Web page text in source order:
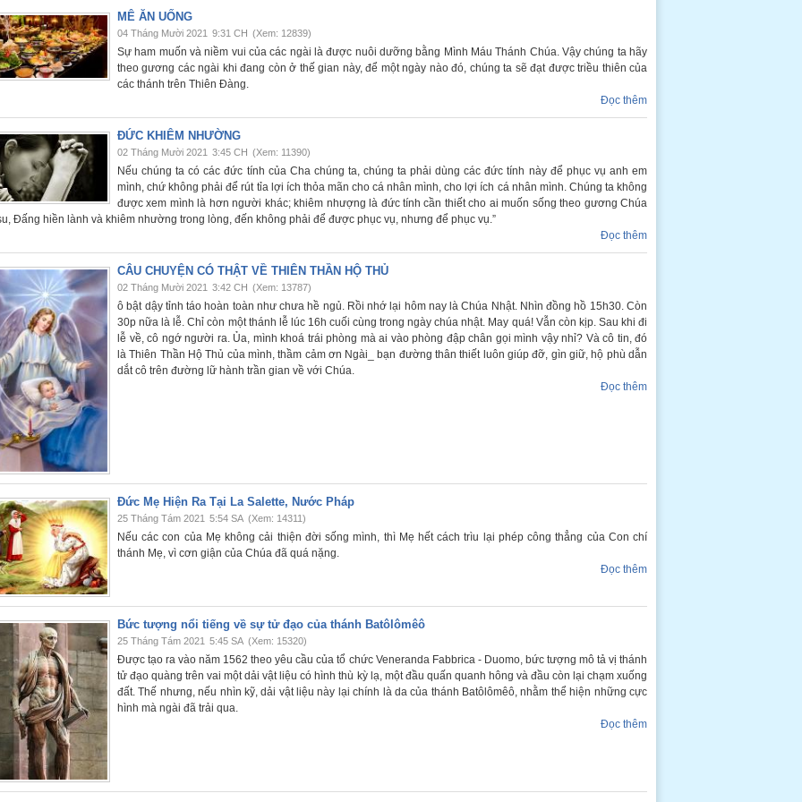
MÊ ĂN UỐNG
04 Tháng Mười 2021 9:31 CH (Xem: 12839)
Sự ham muốn và niềm vui của các ngài là được nuôi dưỡng bằng Mình Máu Thánh Chúa. Vậy chúng ta hãy
theo gương các ngài khi đang còn ở thế gian này, để một ngày nào đó, chúng ta sẽ đạt được triều thiên của
các thánh trên Thiên Đàng.
Đọc thêm
ĐỨC KHIÊM NHƯỜNG
02 Tháng Mười 2021 3:45 CH (Xem: 11390)
Nếu chúng ta có các đức tính của Cha chúng ta, chúng ta phải dùng các đức tính này để phục vụ anh em
mình, chứ không phải để rút tỉa lợi ích thỏa mãn cho cá nhân mình, cho lợi ích cá nhân mình. Chúng ta không
được xem mình là hơn người khác; khiêm nhượng là đức tính cần thiết cho ai muốn sống theo gương Chúa
Đấng hiền lành và khiêm nhường trong lòng, đến không phải để được phục vụ, nhưng để phục vụ.”
Đọc thêm
CÂU CHUYỆN CÓ THẬT VỀ THIÊN THẦN HỘ THỦ
02 Tháng Mười 2021 3:42 CH (Xem: 13787)
ô bật dậy tỉnh táo hoàn toàn như chưa hề ngủ. Rồi nhớ lại hôm nay là Chúa Nhật. Nhìn đồng hồ 15h30. Còn
30p nữa là lễ. Chỉ còn một thánh lễ lúc 16h cuối cùng trong ngày chúa nhật. May quá! Vẫn còn kịp. Sau khi đi
lễ về, cô ngớ người ra. Ủa, mình khoá trái phòng mà ai vào phòng đập chân gọi mình vậy nhỉ? Và cô tin, đó
là Thiên Thần Hộ Thủ của mình, thầm cảm ơn Ngài_ bạn đường thân thiết luôn giúp đỡ, gìn giữ, hộ phù dẫn
dắt cô trên đường lữ hành trần gian về với Chúa.
Đọc thêm
Đức Mẹ Hiện Ra Tại La Salette, Nước Pháp
25 Tháng Tám 2021 5:54 SA (Xem: 14311)
Nếu các con của Mẹ không cải thiện đời sống mình, thì Mẹ hết cách trìu lại phép công thẳng của Con chí
thánh Mẹ, vì cơn giận của Chúa đã quá nặng.
Đọc thêm
Bức tượng nổi tiếng về sự tử đạo của thánh Batôlômêô
25 Tháng Tám 2021 5:45 SA (Xem: 15320)
Được tạo ra vào năm 1562 theo yêu cầu của tổ chức Veneranda Fabbrica - Duomo, bức tượng mô tả vị thánh
tử đạo quàng trên vai một dải vật liệu có hình thù kỳ lạ, một đầu quấn quanh hông và đầu còn lại chạm xuống
đất. Thế nhưng, nếu nhìn kỹ, dải vật liệu này lại chính là da của thánh Batôlômêô, nhằm thể hiện những cực
hình mà ngài đã trải qua.
Đọc thêm